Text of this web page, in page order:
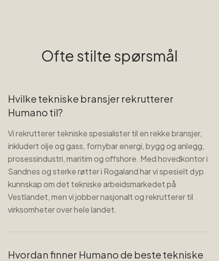
Ofte stilte spørsmål
Hvilke tekniske bransjer rekrutterer
Humano til?
Vi rekrutterer tekniske spesialister til en rekke bransjer,
inkludert olje og gass, fornybar energi, bygg og anlegg,
prosessindustri, maritim og offshore. Med hovedkontor i
Sandnes og sterke røtter i Rogaland har vi spesielt dyp
kunnskap om det tekniske arbeidsmarkedet på
Vestlandet, men vi jobber nasjonalt og rekrutterer til
virksomheter over hele landet.
Hvordan finner Humano de beste tekniske